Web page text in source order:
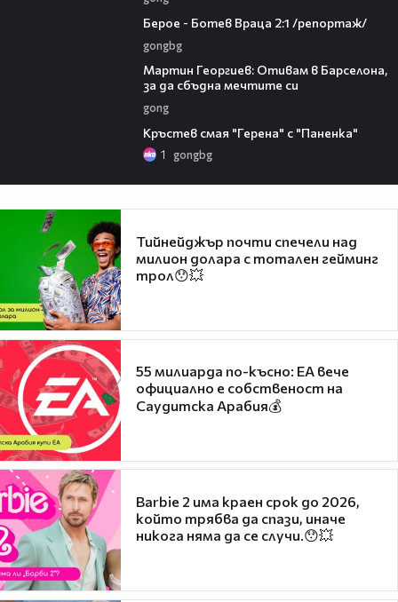
Берое - Ботев Враца 2:1 /репортаж/
gongbg
Мартин Георгиев: Отивам в Барселона,
за да сбъдна мечтите си
gong
Кръстев смая "Герена" с "Паненка"
1 gongbg
Тийнейджър почти спечели над
милион долара с тотален гейминг
трол😯💥
55 милиарда по-късно: EA вече
официално е собственост на
Саудитска Арабия💰
Barbie 2 има краен срок до 2026,
който трябва да спази, иначе
никога няма да се случи.😯💥